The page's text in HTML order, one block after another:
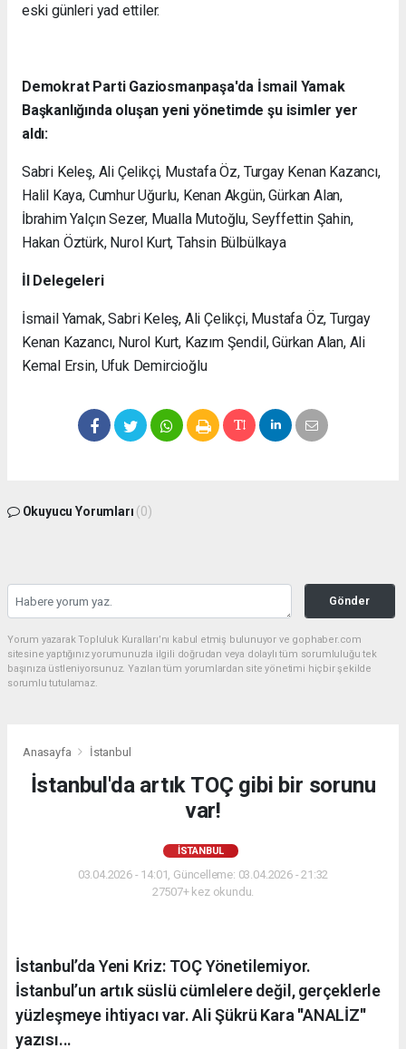
eski günleri yad ettiler.
Demokrat Parti Gaziosmanpaşa'da İsmail Yamak
Başkanlığında oluşan yeni yönetimde şu isimler yer
aldı:
Sabri Keleş, Ali Çelikçi, Mustafa Öz, Turgay Kenan Kazancı,
Halil Kaya, Cumhur Uğurlu, Kenan Akgün, Gürkan Alan,
İbrahim Yalçın Sezer, Mualla Mutoğlu, Seyffettin Şahin,
Hakan Öztürk, Nurol Kurt, Tahsin Bülbülkaya
İl Delegeleri
İsmail Yamak, Sabri Keleş, Ali Çelikçi, Mustafa Öz, Turgay
Kenan Kazancı, Nurol Kurt, Kazım Şendil, Gürkan Alan, Ali
Kemal Ersin, Ufuk Demircioğlu
Okuyucu Yorumları (0)
Gönder
Yorum yazarak Topluluk Kuralları’nı kabul etmiş bulunuyor ve gophaber.com
sitesine yaptığınız yorumunuzla ilgili doğrudan veya dolaylı tüm sorumluluğu tek
başınıza üstleniyorsunuz. Yazılan tüm yorumlardan site yönetimi hiçbir şekilde
sorumlu tutulamaz.
Anasayfa İstanbul
İstanbul'da artık TOÇ gibi bir sorunu
var!
İSTANBUL
03.04.2026 - 14:01, Güncelleme: 03.04.2026 - 21:32
27507+ kez okundu.
İstanbul’da Yeni Kriz: TOÇ Yönetilemiyor.
İstanbul’un artık süslü cümlelere değil, gerçeklerle
yüzleşmeye ihtiyacı var. Ali Şükrü Kara ''ANALİZ''
yazısı...